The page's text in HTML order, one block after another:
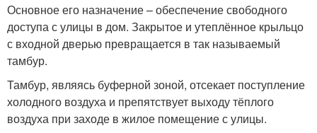
Основное его назначение – обеспечение свободного
доступа с улицы в дом. Закрытое и утеплённое крыльцо
с входной дверью превращается в так называемый
тамбур.
Тамбур, являясь буферной зоной, отсекает поступление
холодного воздуха и препятствует выходу тёплого
воздуха при заходе в жилое помещение с улицы.